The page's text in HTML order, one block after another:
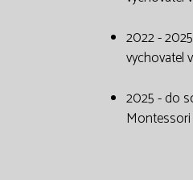
2022 -
vychovatel
2025 - do
Montessori